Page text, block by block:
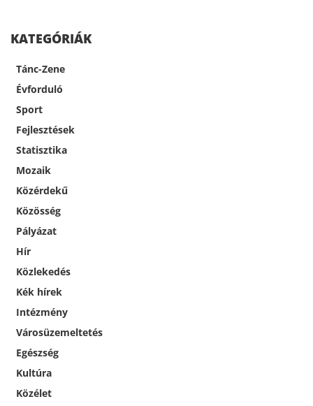
KATEGÓRIÁK
Tánc-Zene
Évforduló
Sport
Fejlesztések
Statisztika
Mozaik
Közérdekű
Közösség
Pályázat
Hír
Közlekedés
Kék hírek
Intézmény
Városüzemeltetés
Egészség
Kultúra
Közélet